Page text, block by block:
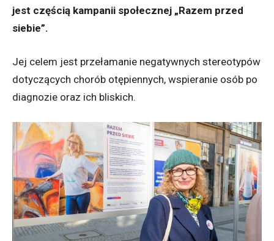
jest częścią kampanii społecznej „Razem przed
siebie”.
Jej celem jest przełamanie negatywnych stereotypów
dotyczących chorób otępiennych, wspieranie osób po
diagnozie oraz ich bliskich.